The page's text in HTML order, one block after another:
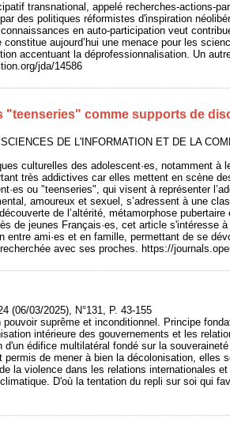
transnational, appelé recherches-actions-
des politiques réformistes d'inspiration
en auto-participation veut
aujourd’hui une menace pour les
accentuant la déprofessionnalisation. Un
jda/14586
"teenseries" comme supports de
DE L'INFORMATION ET DE LA
culturelles des adolescent·es, notamment à
très addictives car elles mettent en scène
ou "teenseries", qui visent à représenter
amoureux et sexuel, s’adressent à une
de l’altérité, métamorphose
de jeunes Français·es, cet article s'intéresse
ami·es et en famille, permettant de se
avec ses proches. https://
(06/03/2025), N°131, P. 43-155
suprême et inconditionnel. Principe
intérieure des gouvernements et les
édifice multilatéral fondé sur la
de mener à bien la décolonisation, elles
la violence dans les relations internationales
D'où la tentation du repli sur soi qui